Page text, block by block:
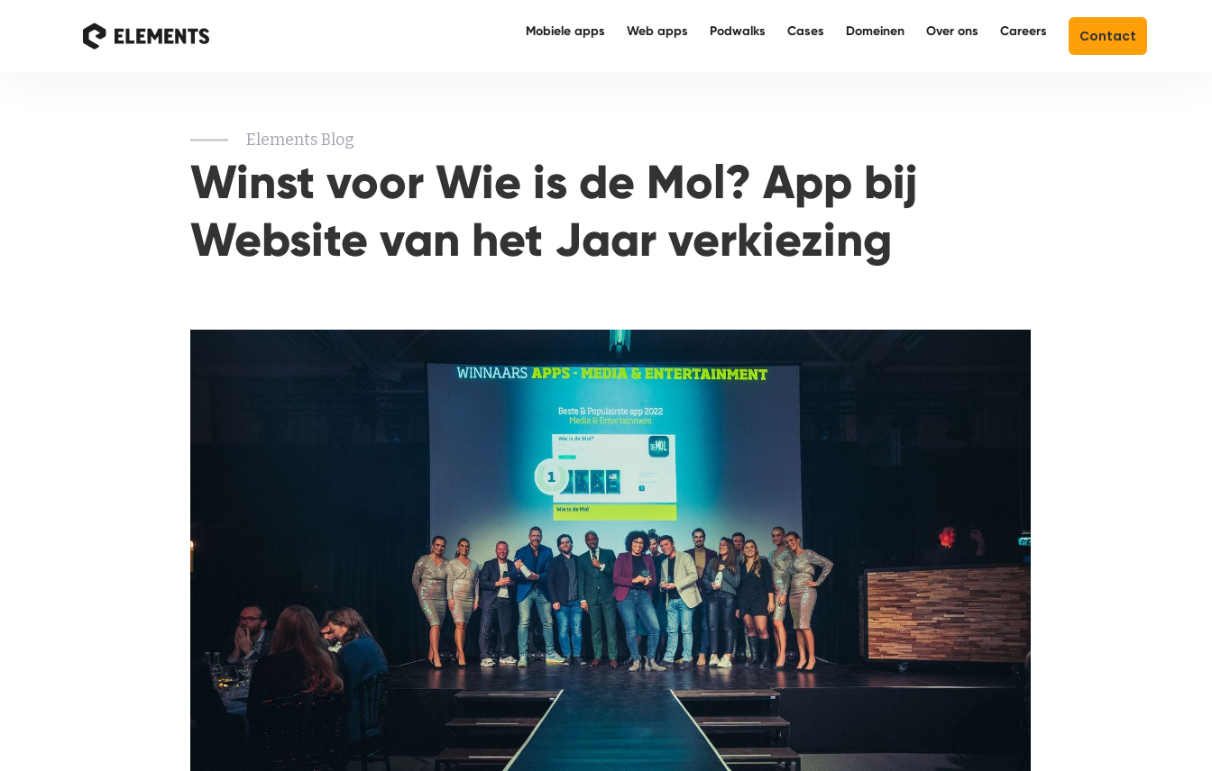
Mobiele apps Web apps Podwalks Cases Domeinen Over ons Careers Contact
Elements Blog
Winst voor Wie is de Mol? App bij
Website van het Jaar verkiezing